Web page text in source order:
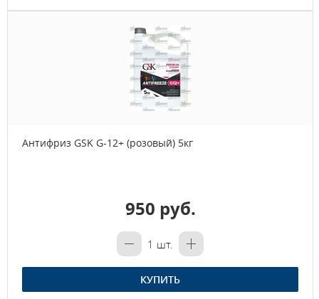
Антифриз GSK G-12+ (розовый) 5кг
950 руб.
1 шт.
КУПИТЬ